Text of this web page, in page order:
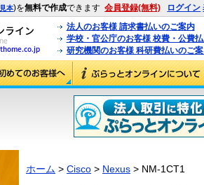
見本)を無料で作成できます 会員登録(無料) ログイン
法人のお客様 請求書払いのご案内
学校・官公庁のお客様 校費・公費
研究機関のお客様 科研費払いのご
ホーム > Cisco > Nexus > NM-1CT1